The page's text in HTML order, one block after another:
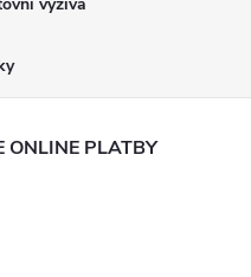
ONLINE PLATBY